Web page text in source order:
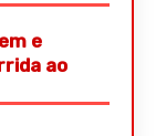
e
ao